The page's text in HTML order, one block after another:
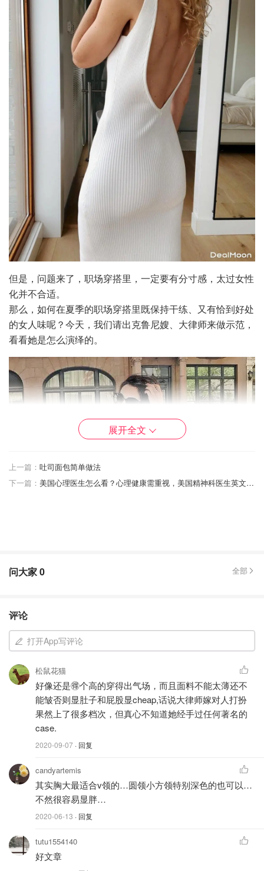
但是，问题来了，职场穿搭里，一定要有分寸感，太过女性
化并不合适。
那么，如何在夏季的职场穿搭里既保持干练、又有恰到好处
的女人味呢？今天，我们请出克鲁尼嫂、大律师来做示范，
看看她是怎么演绎的。
注：标题用了「克鲁尼嫂」，是因为怕大家不知道大律师其
师的照片不多，所以本文还找了其他博主和名流的照片补
充。
以下职场穿搭，适合大部分有Dress Code的公司；如果是
Fress style的公司，可以考虑正式开会或见客户时这样穿。
文末依然有相关单品推荐，心急的同学可以直接往下拉。
01、方形领口
展开全文
上一篇： 吐司面包简单做法
下一篇：
美国心理医生怎么看？心理健康需重视，美国精神科医生英文、诊治、费用详解
问大家0 全部
评论
打开App写评论
松鼠花猫
好像还是🉐️个高的穿得出气场，而且面料不能太薄还不
能皱否则显肚子和屁股显cheap,话说大律师嫁对人打扮
果然上了很多档次，但真心不知道她经手过任何著名的
case.
2020-09-07 · 回复
candyartemis
其实胸大最适合v领的…圆领小方领特别深色的也可以…
不然很容易显胖…
2020-06-13 · 回复
tutu1554140
好文章